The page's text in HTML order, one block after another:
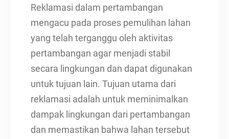
Reklamasi dalam pertambangan
mengacu pada proses pemulihan lahan
yang telah terganggu oleh aktivitas
pertambangan agar menjadi stabil
secara lingkungan dan dapat digunakan
untuk tujuan lain. Tujuan utama dari
reklamasi adalah untuk meminimalkan
dampak lingkungan dari pertambangan
dan memastikan bahwa lahan tersebut